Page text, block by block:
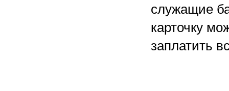
служащие
карточку
заплатить